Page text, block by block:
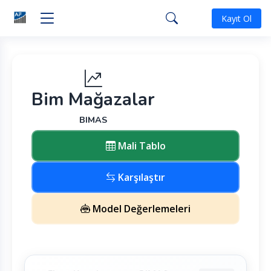
Kayıt Ol
Bim Mağazalar
BIMAS
Mali Tablo
Karşılaştır
Model Değerlemeleri